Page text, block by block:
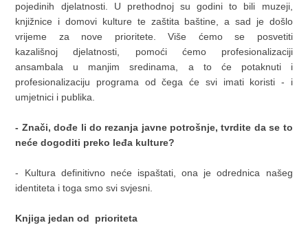
pojedinih djelatnosti. U prethodnoj su godini to bili muzeji,
knjižnice i domovi kulture te zaštita baštine, a sad je došlo
vrijeme za nove prioritete. Više ćemo se posvetiti
kazališnoj djelatnosti, pomoći ćemo profesionalizaciji
ansambala u manjim sredinama, a to će potaknuti i
profesionalizaciju programa od čega će svi imati koristi - i
umjetnici i publika.
- Znači, dođe li do rezanja javne potrošnje, tvrdite da se to
neće dogoditi preko leđa kulture?
- Kultura definitivno neće ispaštati, ona je odrednica našeg
identiteta i toga smo svi svjesni.
Knjiga jedan od prioriteta